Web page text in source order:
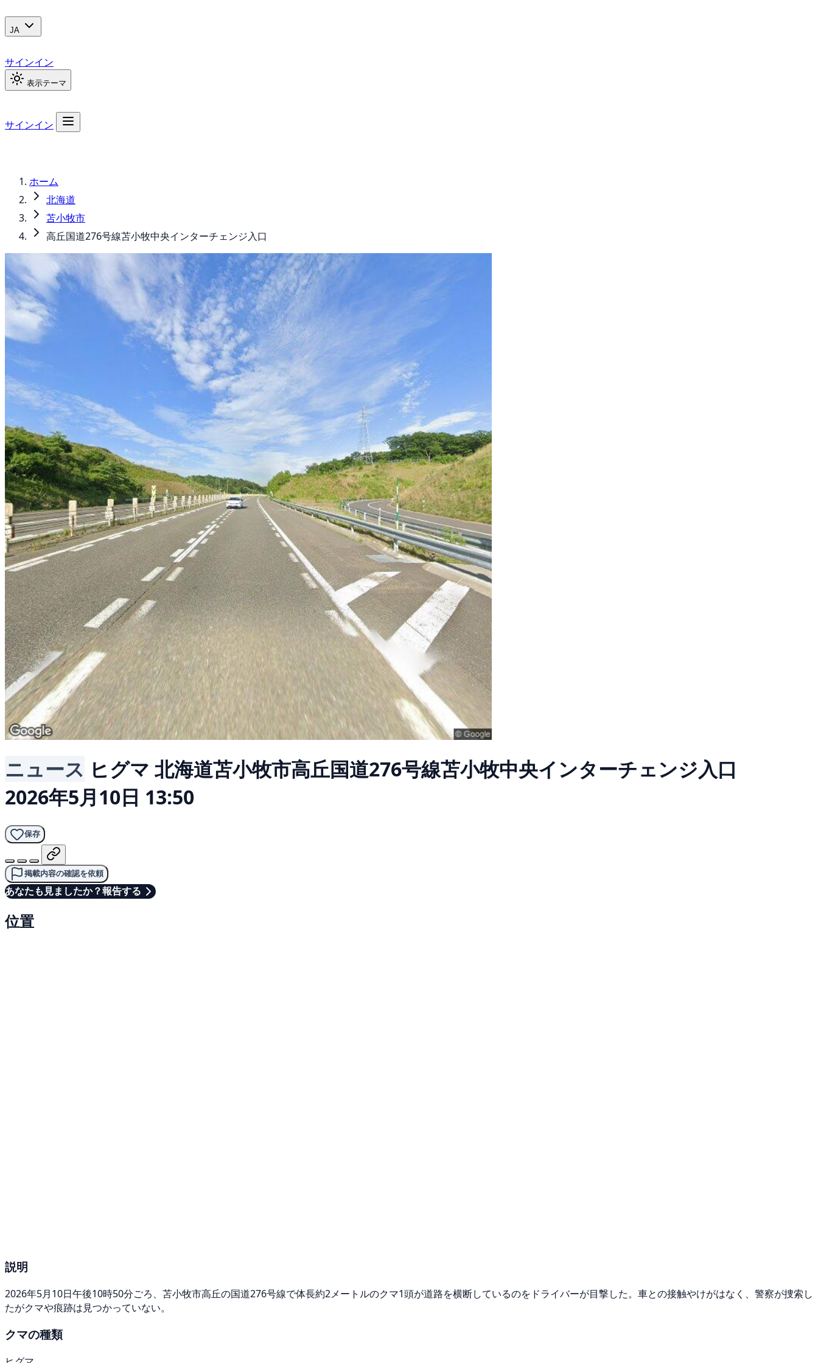
JA
サインイン
表示テーマ
サインイン
ホーム
北海道
苫小牧市
高丘国道276号線苫小牧中央インターチェンジ入口
ニュース ヒグマ 北海道苫小牧市高丘国道276号線苫小牧中央インターチェンジ入口
2026年5月10日 13:50
保存
掲載内容の確認を依頼
あなたも見ましたか？報告する
位置
説明
2026年5月10日午後10時50分ごろ、苫小牧市高丘の国道276号線で体長約2メートルのクマ1頭が道路を横断しているのをドライバーが目撃した。車との接触やけがはなく、警察が捜索し
たがクマや痕跡は見つかっていない。
クマの種類